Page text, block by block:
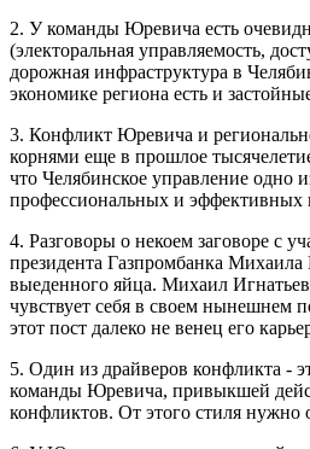
2. У команды Юревича есть
(электоральная управляемость,
дорожная инфраструктура в
экономике региона есть и
3. Конфликт Юревича и
корнями еще в прошлое
что Челябинское управление одно
профессиональных и эффективных
4. Разговоры о некоем заговоре с
президента Газпромбанка Михаила
выеденного яйца. Михаил
чувствует себя в своем нынешнем
этот пост далеко не венец его
5. Один из драйверов конфликта -
команды Юревича, привыкшей
конфликтов. От этого стиля нужно